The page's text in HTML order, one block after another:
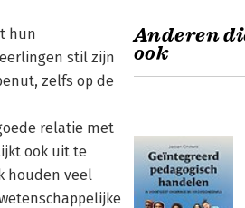
hun
stil zijn
zelfs op de
relatie met
ook uit te
houden veel
Anderen
ook